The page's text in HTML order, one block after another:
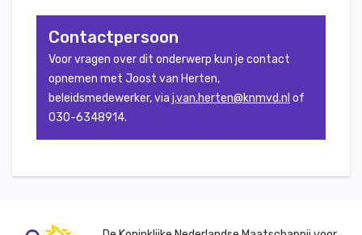
Contactpersoon
Voor vragen over dit onderwerp kun je contact
opnemen met Joost van Herten,
beleidsmedewerker, via j.van.herten@knmvd.nl of
030-6348914.